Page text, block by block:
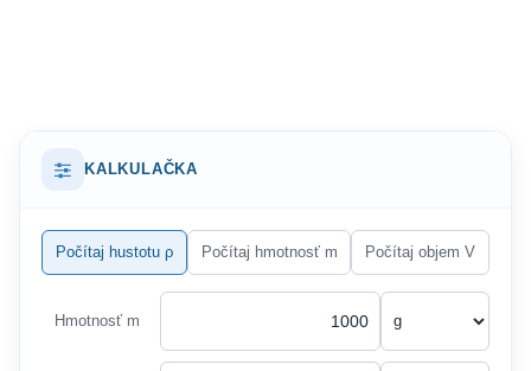
KALKULAČKA
Počítaj hustotu ρ Počítaj hmotnosť m Počítaj objem V
Hmotnosť m